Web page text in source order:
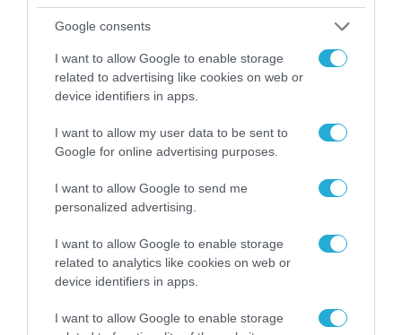
Google consents
I want to allow Google to enable storage
related to advertising like cookies on web or
device identifiers in apps.
I want to allow my user data to be sent to
Google for online advertising purposes.
I want to allow Google to send me
personalized advertising.
I want to allow Google to enable storage
related to analytics like cookies on web or
device identifiers in apps.
I want to allow Google to enable storage